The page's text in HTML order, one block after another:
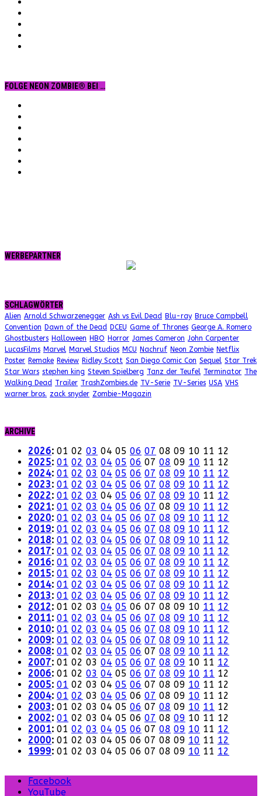
FOLGE NEON ZOMBIE® BEI …
WERBEPARTNER
SCHLAGWÖRTER
Alien Arnold Schwarzenegger Ash vs Evil Dead Blu-ray Bruce Campbell
Convention Dawn of the Dead DCEU Game of Thrones George A. Romero
Ghostbusters Halloween HBO Horror James Cameron John Carpenter
LucasFilms Marvel Marvel Studios MCU Nachruf Neon Zombie Netflix
Poster Remake Review Ridley Scott San Diego Comic Con Sequel Star Trek
Star Wars stephen king Steven Spielberg Tanz der Teufel Terminator The
Walking Dead Trailer TrashZombies.de TV-Serie TV-Series USA VHS
warner bros. zack snyder Zombie-Magazin
ARCHIVE
2026: 01 02 03 04 05 06 07 08 09 10 11 12
2025: 01 02 03 04 05 06 07 08 09 10 11 12
2024: 01 02 03 04 05 06 07 08 09 10 11 12
2023: 01 02 03 04 05 06 07 08 09 10 11 12
2022: 01 02 03 04 05 06 07 08 09 10 11 12
2021: 01 02 03 04 05 06 07 08 09 10 11 12
2020: 01 02 03 04 05 06 07 08 09 10 11 12
2019: 01 02 03 04 05 06 07 08 09 10 11 12
2018: 01 02 03 04 05 06 07 08 09 10 11 12
2017: 01 02 03 04 05 06 07 08 09 10 11 12
2016: 01 02 03 04 05 06 07 08 09 10 11 12
2015: 01 02 03 04 05 06 07 08 09 10 11 12
2014: 01 02 03 04 05 06 07 08 09 10 11 12
2013: 01 02 03 04 05 06 07 08 09 10 11 12
2012: 01 02 03 04 05 06 07 08 09 10 11 12
2011: 01 02 03 04 05 06 07 08 09 10 11 12
2010: 01 02 03 04 05 06 07 08 09 10 11 12
2009: 01 02 03 04 05 06 07 08 09 10 11 12
2008: 01 02 03 04 05 06 07 08 09 10 11 12
2007: 01 02 03 04 05 06 07 08 09 10 11 12
2006: 01 02 03 04 05 06 07 08 09 10 11 12
2005: 01 02 03 04 05 06 07 08 09 10 11 12
2004: 01 02 03 04 05 06 07 08 09 10 11 12
2003: 01 02 03 04 05 06 07 08 09 10 11 12
2002: 01 02 03 04 05 06 07 08 09 10 11 12
2001: 01 02 03 04 05 06 07 08 09 10 11 12
2000: 01 02 03 04 05 06 07 08 09 10 11 12
1999: 01 02 03 04 05 06 07 08 09 10 11 12
Facebook
YouTube